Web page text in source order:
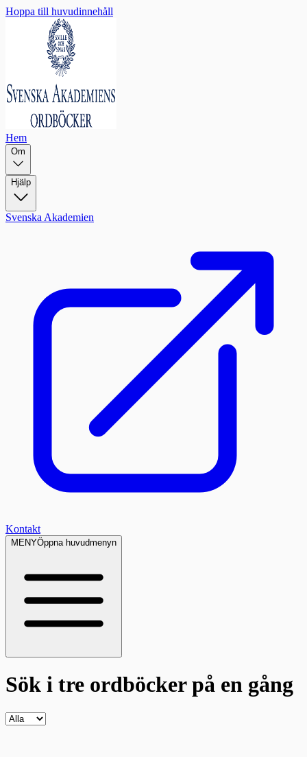
Hoppa till huvudinnehåll
Hem
Om
Hjälp
Svenska Akademien
Kontakt
MENYÖppna huvudmenyn
Sök i tre ordböckerpå en gång